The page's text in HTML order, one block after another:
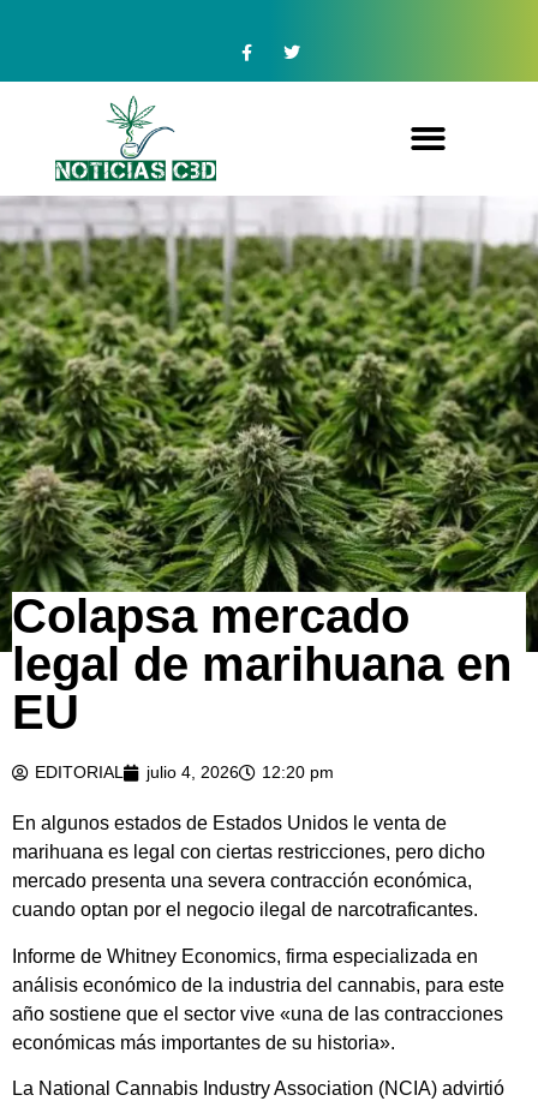
Colapsa mercado
legal de marihuana en
EU
EDITORIAL julio 4, 2026 12:20 pm
En algunos estados de Estados Unidos le venta de
marihuana es legal con ciertas restricciones, pero dicho
mercado presenta una severa contracción económica,
cuando optan por el negocio ilegal de narcotraficantes.
Informe de Whitney Economics, firma especializada en
análisis económico de la industria del cannabis, para este
año sostiene que el sector vive «una de las contracciones
económicas más importantes de su historia».
La National Cannabis Industry Association (NCIA) advirtió